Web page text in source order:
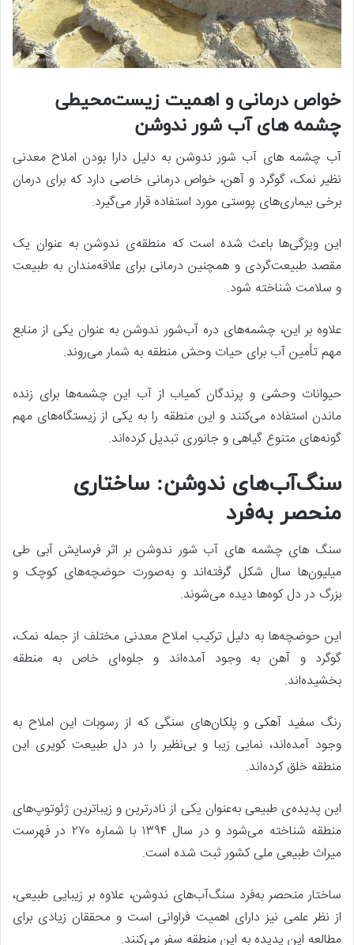
خواص درمانی و اهمیت زیست‌محیطی
چشمه ‌های آب شور ندوشن
آب چشمه ‌های آب شور ندوشن به دلیل دارا بودن املاح معدنی
نظیر نمک، گوگرد و آهن، خواص درمانی خاصی دارد که برای درمان
برخی بیماری‌های پوستی مورد استفاده قرار می‌گیرد.
این ویژگی‌ها باعث شده است که منطقه‌ی ندوشن به عنوان یک
مقصد طبیعت‌گردی و همچنین درمانی برای علاقه‌مندان به طبیعت
و سلامت شناخته شود.
علاوه بر این، چشمه‌های دره آب‌شور ندوشن به عنوان یکی از منابع
مهم تأمین آب برای حیات وحش منطقه به شمار می‌روند.
حیوانات وحشی و پرندگان کمیاب از آب این چشمه‌ها برای زنده
ماندن استفاده می‌کنند و این منطقه را به یکی از زیستگاه‌های مهم
گونه‌های متنوع گیاهی و جانوری تبدیل کرده‌اند.
سنگ‌آب‌های ندوشن: ساختاری
منحصر به‌فرد
سنگ های چشمه های آب شور ندوشن بر اثر فرسایش آبی طی
میلیون‌ها سال شکل گرفته‌اند و به‌صورت حوضچه‌های کوچک و
بزرگ در دل کوه‌ها دیده می‌شوند.
این حوضچه‌ها به دلیل ترکیب املاح معدنی مختلف از جمله نمک،
گوگرد و آهن به وجود آمده‌اند و جلوه‌ای خاص به منطقه
بخشیده‌اند.
رنگ سفید آهکی و پلکان‌های سنگی که از رسوبات این املاح به
وجود آمده‌اند، نمایی زیبا و بی‌نظیر را در دل طبیعت کویری این
منطقه خلق کرده‌اند.
این پدیده‌ی طبیعی به‌عنوان یکی از نادرترین و زیباترین ژئوتوپ‌های
منطقه شناخته می‌شود و در سال ۱۳۹۴ با شماره ۲۷۰ در فهرست
میراث طبیعی ملی کشور ثبت شده است.
ساختار منحصر به‌فرد سنگ‌آب‌های ندوشن، علاوه بر زیبایی طبیعی،
از نظر علمی نیز دارای اهمیت فراوانی است و محققان زیادی برای
مطالعه این پدیده به این منطقه سفر می‌کنند.